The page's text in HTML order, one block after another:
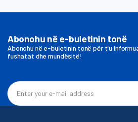
Abonohu në e-buletinin tonë
Abonohu në e-buletinin tonë për t'u
fushatat dhe mundësitë!